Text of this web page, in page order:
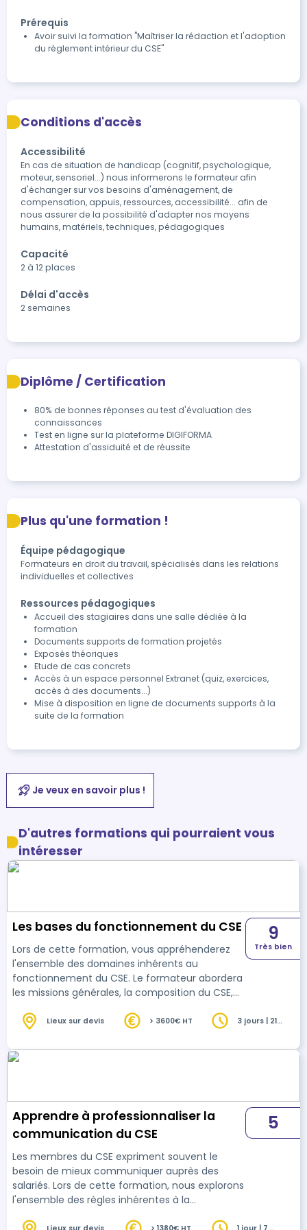
Prérequis
Avoir suivi la formation "Maîtriser la rédaction et l'adoption
du règlement intérieur du CSE"
Conditions d'accès
Accessibilité
En cas de situation de handicap (cognitif, psychologique,
moteur, sensoriel...) nous informerons le formateur afin
d'échanger sur vos besoins d'aménagement, de
compensation, appuis, ressources, accessibilité... afin de
nous assurer de la possibilité d'adapter nos moyens
humains, matériels, techniques, pédagogiques
Capacité
2 à 12 places
Délai d'accès
2 semaines
Diplôme / Certification
80% de bonnes réponses au test d'évaluation des
connaissances
Test en ligne sur la plateforme DIGIFORMA
Attestation d'assiduité et de réussite
Plus qu'une formation !
Équipe pédagogique
Formateurs en droit du travail, spécialisés dans les relations
individuelles et collectives
Ressources pédagogiques
Accueil des stagiaires dans une salle dédiée à la
formation
Documents supports de formation projetés
Exposés théoriques
Etude de cas concrets
Accès à un espace personnel Extranet (quiz, exercices,
accès à des documents...)
Mise à disposition en ligne de documents supports à la
suite de la formation
Je veux en savoir plus !
D'autres formations qui pourraient vous
intéresser
Les bases du fonctionnement du CSE
Lors de cette formation, vous appréhenderez
l'ensemble des domaines inhérents au
fonctionnement du CSE. Le formateur abordera
les missions générales, la composition du CSE,
économiques et sociales du CSE. À l’issue de la
pour honorer leurs missions au quotidien.
9
Très bien
Lieux sur devis > 3600€ HT
3 jours | 21
Apprendre à professionnaliser la
communication du CSE
Les membres du CSE expriment souvent le
besoin de mieux communiquer auprès des
salariés. Lors de cette formation, nous explorons
l'ensemble des règles inhérentes à la
5
Lieux sur devis > 1380€ HT
1 jour | 7